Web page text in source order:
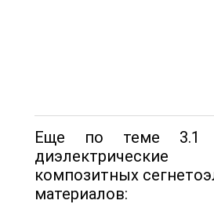
Еще по теме 3.1
композитных
материалов: